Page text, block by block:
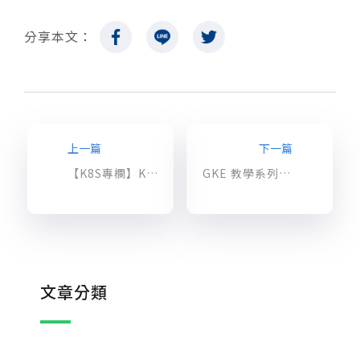
分享本文：
上一篇
【K8S專欄】Kubernetes Service 介紹
下一篇
GKE 教學系列 (一)：為什麼你該使用 Kubernetes？微服務與容器化架構的興盛
文章分類